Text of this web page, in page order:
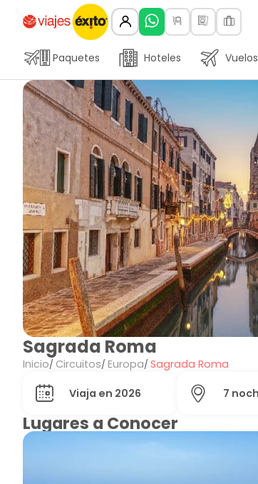
Paquetes Hoteles Vuelos
Sagrada Roma
Inicio Circuitos Europa Sagrada Roma
Viaja en 2026 7
Lugares a Conocer